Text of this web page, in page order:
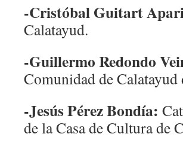
-Cristóbal Guitart
Calatayud.
-Guillermo Redondo
Comunidad de Calatayud
-Jesús Pérez Bondía:
de la Casa de Cultura de